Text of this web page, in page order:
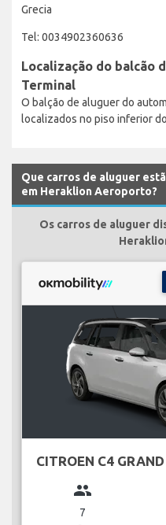
Grecia
Tel: 0034902360636
Localização do balcão
Terminal
O balção de aluguer do
localizados no piso inferior
Que carros de aluguer
em Heraklion Aeroporto?
Os carros de aluguer
CITROEN C4
group
7